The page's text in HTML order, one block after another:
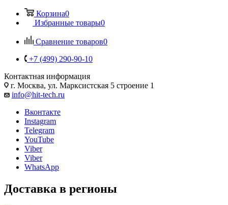
Корзина0
Избранные товары0
Сравнение товаров0
+7 (499) 290-90-10
Контактная информация
г. Москва, ул. Марксистская 5 строение 1
info@hit-tech.ru
Вконтакте
Instagram
Telegram
YouTube
Viber
Viber
WhatsApp
Доставка в регионы